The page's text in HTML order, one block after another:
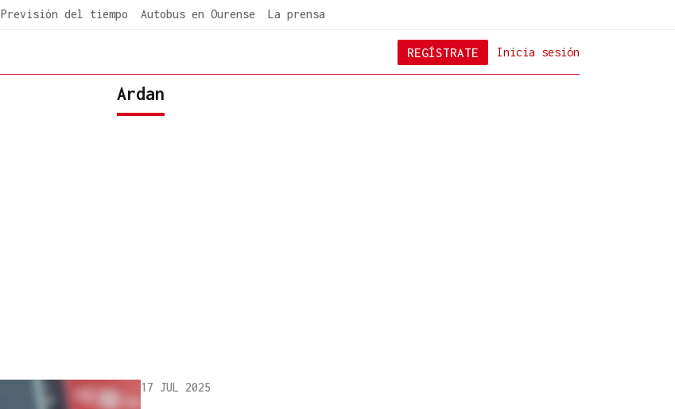
Previsión del tiempo Autobus en Ourense La prensa
Inicia sesión
REGÍSTRATE
Ardan
17 JUL 2025